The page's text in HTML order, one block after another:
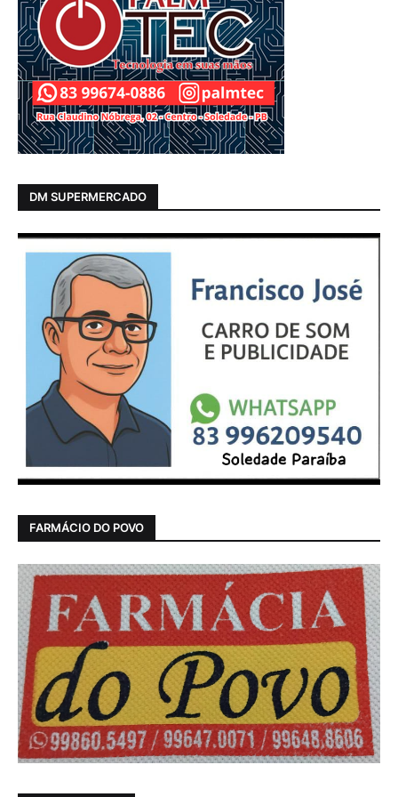
DM SUPERMERCADO
FARMÁCIO DO POVO